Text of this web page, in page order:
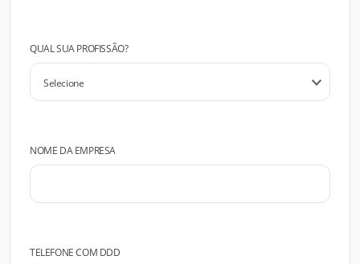
QUAL SUA PROFISSÃO?
NOME DA EMPRESA
TELEFONE COM DDD